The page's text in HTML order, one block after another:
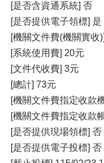
[是否含資通系統] 否
[是否提供電子領標] 是
[機關文件費(機關實收
[系統使用費] 20元
[文件代收費] 3元
[總計] 73元
[機關文件費指定收款
[機關文件費指定收款
[是否提供現場領標] 否
[是否提供電子投標] 否